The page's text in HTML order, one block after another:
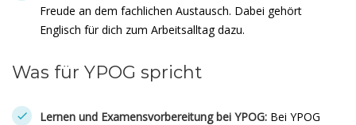
Freude an dem fachlichen Austausch. Dabei gehört
Englisch für dich zum Arbeitsalltag dazu.
Was für YPOG spricht
Lernen und Examensvorbereitung bei YPOG: Bei YPOG